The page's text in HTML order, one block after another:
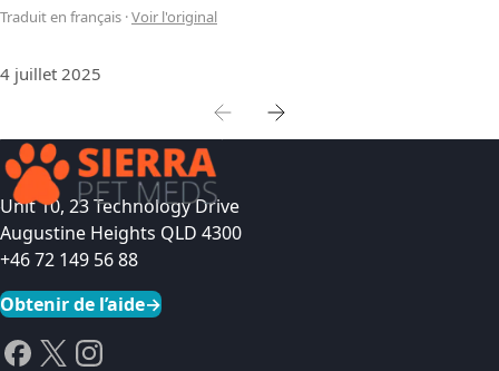
Traduit en français ·Voir l'original
4 juillet 2025
Unit 10, 23 Technology Drive
Augustine Heights QLD 4300
+46 72 149 56 88
Obtenir de l’aide→